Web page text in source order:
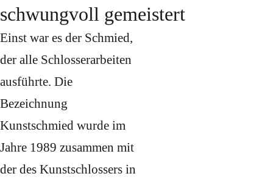
schwungvoll gemeistert
Einst war es der Schmied,
der alle Schlosserarbeiten
ausführte. Die
Bezeichnung
Kunstschmied wurde im
Jahre 1989 zusammen mit
der des Kunstschlossers in